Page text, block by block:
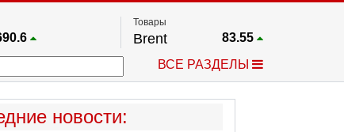
Товары
Brent 83.55
Платина
2.662
ВСЕ РАЗДЕЛЫ
новости: